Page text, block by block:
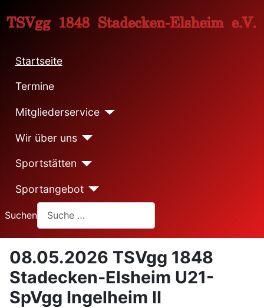
Startseite
Termine
Mitgliederservice
Wir über uns
Sportstätten
Sportangebot
Suchen
08.05.2026 TSVgg 1848
Stadecken-Elsheim U21-
SpVgg Ingelheim II